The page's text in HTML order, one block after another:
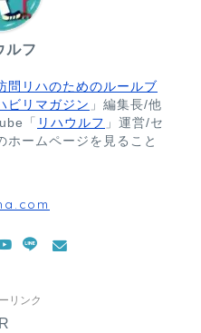
ルフ
問リハのためのルールブ
ビリマガジン 」編集長/他
「 リハウルフ 」運営/セ
ホームページを見ること
リンク